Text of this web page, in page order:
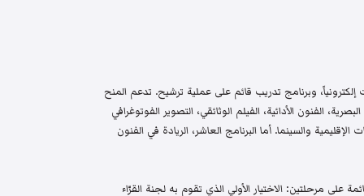
وبرنامج تدريب قائم على عملية ترشيح. تدعم المنح
الفنون الأدائية، الفيلم الوثائقي، التصوير الفوتوغرافي
والسينما. أما البرنامج العاشر، الريادة في الفنون
قائمة على مرحلتين: الاختيار الأولي الذي تقوم به لجنة القرّاء